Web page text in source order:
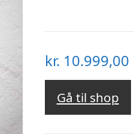
kr. 10.999,00
Gå til shop